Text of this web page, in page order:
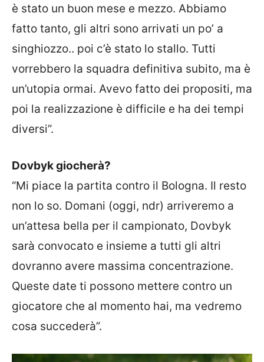
è stato un buon mese e mezzo. Abbiamo
fatto tanto, gli altri sono arrivati un po’ a
singhiozzo.. poi c’è stato lo stallo. Tutti
vorrebbero la squadra definitiva subito, ma è
un’utopia ormai. Avevo fatto dei propositi, ma
poi la realizzazione è difficile e ha dei tempi
diversi”.
Dovbyk giocherà?
“Mi piace la partita contro il Bologna. Il resto
non lo so. Domani (oggi, ndr) arriveremo a
un’attesa bella per il campionato, Dovbyk
sarà convocato e insieme a tutti gli altri
dovranno avere massima concentrazione.
Queste date ti possono mettere contro un
giocatore che al momento hai, ma vedremo
cosa succederà”.